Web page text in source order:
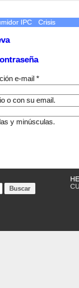
IPC Crisis
e-mail *
o con su email.
y minúsculas.